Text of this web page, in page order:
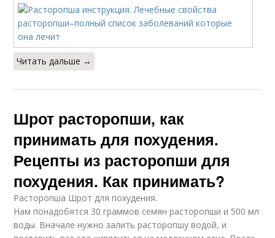
Читать дальше →
Шрот расторопши, как
принимать для похудения.
Рецепты из расторопши для
похудения. Как принимать?
Расторопша Шрот для похудения.
Нам понадобятся 30 граммов семян расторопши и 500 мл
воды. Вначале нужно залить расторопшу водой, и